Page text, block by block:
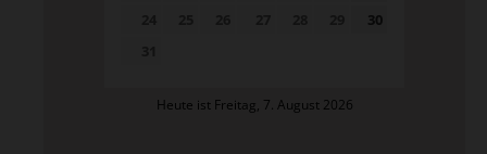
30
Heute ist Freitag, 7. August 2026